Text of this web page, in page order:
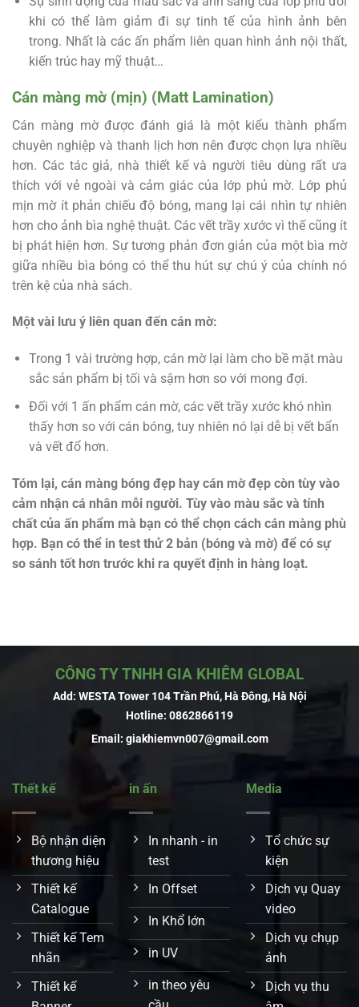
khi có thể làm giảm đi sự tinh tế của hình ảnh bên
trong. Nhất là các ấn phẩm liên quan hình ảnh nội thất,
kiến trúc hay mỹ thuật…
Cán màng mờ (mịn) (Matt Lamination)
Cán màng mờ được đánh giá là một kiểu thành phẩm
chuyên nghiệp và thanh lịch hơn nên được chọn lựa nhiều
hơn. Các tác giả, nhà thiết kế và người tiêu dùng rất ưa
thích với vẻ ngoài và cảm giác của lớp phủ mờ. Lớp phủ
mịn mờ ít phản chiếu độ bóng, mang lại cái nhìn tự nhiên
hơn cho ảnh bìa nghệ thuật. Các vết trầy xước vì thế cũng ít
bị phát hiện hơn. Sự tương phản đơn giản của một bìa mờ
giữa nhiều bìa bóng có thể thu hút sự chú ý của chính nó
trên kệ của nhà sách.
Một vài lưu ý liên quan đến cán mờ:
Trong 1 vài trường hợp, cán mờ lại làm cho bề mặt màu
sắc sản phẩm bị tối và sậm hơn so với mong đợi.
Đối với 1 ấn phẩm cán mờ, các vết trầy xước khó nhìn
thấy hơn so với cán bóng, tuy nhiên nó lại dễ bị vết bẩn
và vết đổ hơn.
Tóm lại, cán màng bóng đẹp hay cán mờ đẹp còn tùy vào
cảm nhận cá nhân mỗi người. Tùy vào màu sắc và tính
chất của ấn phẩm mà bạn có thể chọn cách cán màng phù
hợp. Bạn có thể in test thử 2 bản (bóng và mờ) để có sự
so sánh tốt hơn trước khi ra quyết định in hàng loạt.
CÔNG TY TNHH GIA KHIÊM GLOBAL
Add: WESTA Tower 104 Trần Phú, Hà Đông, Hà Nội
Hotline: 0862866119
Email: giakhiemvn007@gmail.com
Thết kế
Bộ nhận diện
thương hiệu
Thiết kế
Catalogue
Thiết kế Tem
nhãn
Thiết kế
in ấn
In nhanh - in
test
In Offset
In Khổ lớn
in UV
in theo yêu
Media
Tổ chức sự
kiện
Dịch vụ Quay
video
Dịch vụ chụp
ảnh
Dịch vụ thu